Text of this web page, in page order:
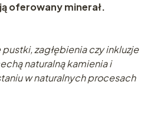
oferowany minerał.
zagłębienia czy inkluzje
naturalną kamienia i
w naturalnych procesach